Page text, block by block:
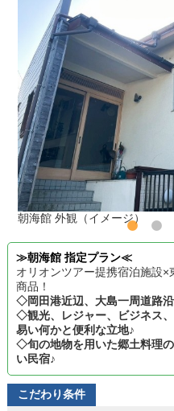
朝海館 外観（イメージ）
≫朝海館 指定プラン≪
オリオンツアー提携宿泊施設
商品！
◇岡田港近辺、大島一周道路沿
◇観光、レジャー、ビジネス
易い何かと便利な立地♪
◇旬の地物を用いた郷土料理
い民宿♪
こだわり条件